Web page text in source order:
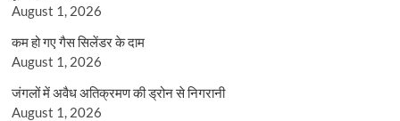
August 1, 2026
कम हो गए गैस सिलेंडर के दाम
August 1, 2026
जंगलों में अवैध अतिक्रमण की ड्रोन से निगरानी
August 1, 2026